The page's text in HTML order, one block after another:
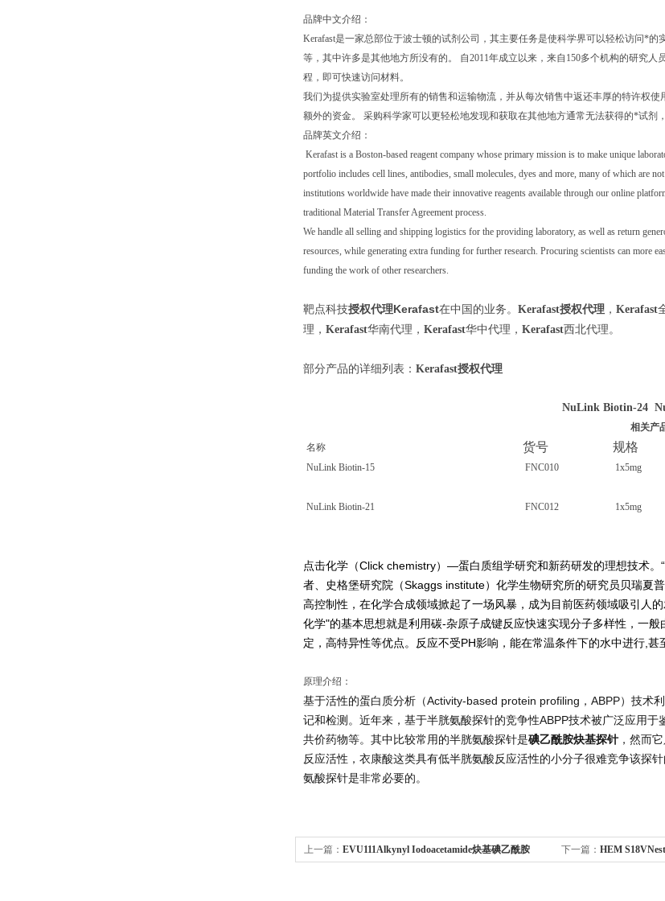
品牌中文介绍：
Kerafast是一家总部位于波士顿的试剂公司，其主要任务是使科学界可以轻松访问*
等，其中许多是其他地方所没有的。 自2011年成立以来，来自150多个机构的研究
程，即可快速访问材料。
我们为提供实验室处理所有的销售和运输物流，并从每次销售中返还丰厚的特许权
额外的资金。 采购科学家可以更轻松地发现和获取在其他地方通常无法获得的*试剂
品牌英文介绍：
Kerafast is a Boston-based reagent company whose primary mission is to make unique
portfolio includes cell lines, antibodies, small molecules, dyes and more, many of which are
institutions worldwide have made their innovative reagents available through our online
traditional Material Transfer Agreement process.
We handle all selling and shipping logistics for the providing laboratory, as well as return
resources, while generating extra funding for further research. Procuring scientists can more
funding the work of other researchers.
靶点科技授权代理Kerafast在中国的业务。 Kerafast授权代理 ， Kerafast
理， Kerafast华南代理， Kerafast华中代理， Kerafast西北代理。
部分产品的详细列表： Kerafast授权代理
NuLink Biotin-24
相关产
名称
货号 规格
NuLink Biotin-15 FNC010 1x5mg
NuLink Biotin-21 FNC012 1x5mg
点击化学（Click chemistry）—蛋白质组学研究和新药研发的理想技术。
者、史格堡研究院（Skaggs institute）化学生物研究所的研究员贝瑞夏
高控制性，在化学合成领域掀起了一场风暴，成为目前医药领域吸引人
化学"的基本思想就是利用碳-杂原子成键反应快速实现分子多样性，一
定，高特异性等优点。反应不受PH影响，能在常温条件下的水中进行,甚
原理介绍：
基于活性的蛋白质分析 （Activity-based protein profiling，ABPP） 技术
记和检测 。近年来，基于半胱氨酸探针的竞争性ABPP技术被广泛应用
共价药物等。其中比较常用的半胱氨酸探针是碘乙酰胺炔基探针，然而
反应活性，衣康酸这类具有低半胱氨酸反应活性的小分子很难竞争该探
氨酸探针是非常必要的。
上一篇： EVU111Alkynyl Iodoacetamide炔基碘乙酰胺 下一篇： HEM